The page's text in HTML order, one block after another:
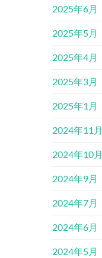
2025年6月
2025年5月
2025年4月
2025年3月
2025年1月
2024年11月
2024年10月
2024年9月
2024年7月
2024年6月
2024年5月